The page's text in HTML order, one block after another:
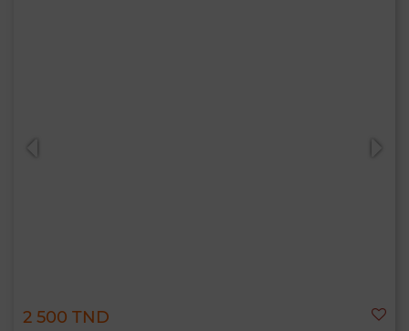
2 500 TND